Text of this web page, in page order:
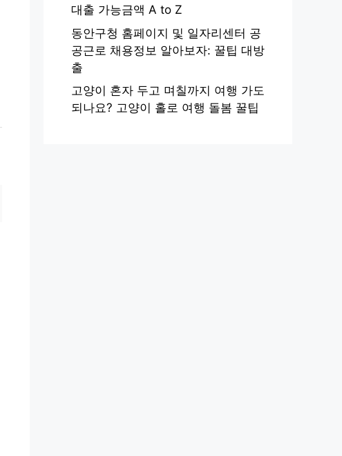
대출 가능금액 A to Z
동안구청 홈페이지 및 일자리센터 공
공근로 채용정보 알아보자: 꿀팁 대방
출
고양이 혼자 두고 며칠까지 여행 가도
되나요? 고양이 홀로 여행 돌봄 꿀팁